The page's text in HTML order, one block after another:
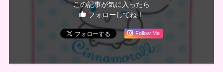
この記事が気に入ったら
フォローしてね！
Follow Me